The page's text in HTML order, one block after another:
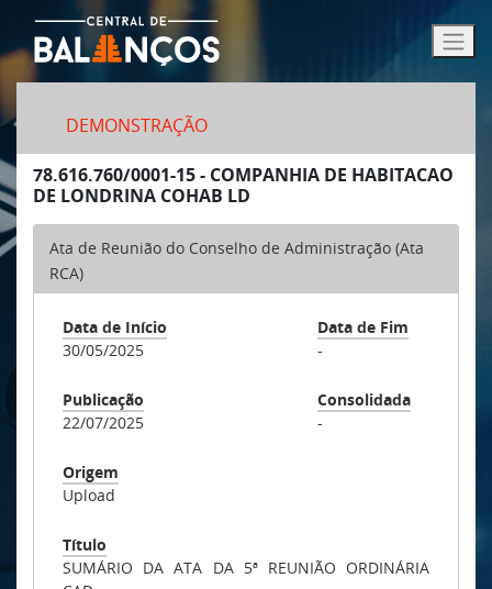
DEMONSTRAÇÃO
78.616.760/0001-15 - COMPANHIA DE HABITACAO
DE LONDRINA COHAB LD
Ata de Reunião do Conselho de Administração (Ata
RCA)
Data de Início
30/05/2025
Data de Fim
-
Publicação
22/07/2025
Consolidada
-
Origem
Upload
Título
SUMÁRIO DA ATA DA 5ª REUNIÃO ORDINÁRIA